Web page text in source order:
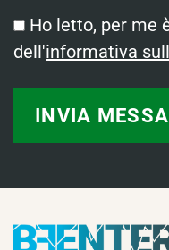
Ho letto, per me
dell'informativa